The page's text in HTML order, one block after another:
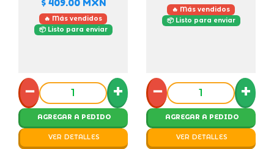
$ 409.00MXN
🔥 Más vendidos
📦 Listo para enviar
− +
AGREGAR A PEDIDO
VER DETALLES
🔥 Más vendidos
📦 Listo para enviar
− +
AGREGAR A PEDIDO
VER DETALLES